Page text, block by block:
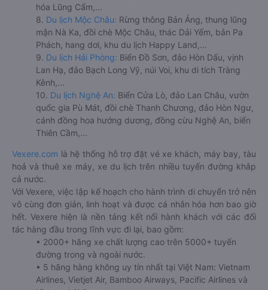
hóa Lũng Cẩm,...
8. Du lịch Mộc Châu: Rừng thông Bản Áng, thung lũng
mận Nà Ka, đồi chè Mộc Châu, thác Dải Yếm, bản Pa
Phách, hang dơi, khu du lịch Happy Land,...
9. Du lịch Hải Phòng: Biển Đồ Sơn, đảo Hòn Dấu, vịnh
Lan Hạ, đảo Bạch Long Vỹ, núi Voi, khu di tích Tràng
Kênh,...
10. Du lịch Nghệ An: Biển Cửa Lò, đảo Lan Châu, vườn
quốc gia Pù Mát, đồi chè Thanh Chương, đảo Hòn Ngư,
cánh đồng hoa hướng dương, đồng cừu Nghệ An, biển
Thiên Cầm,...
Vexere.com là hệ thống hỗ trợ đặt vé xe khách, máy bay, tàu
hoả và thuê xe máy, xe du lịch trên nhiều tuyến đường khắp
cả nước.
Với Vexere, việc lập kế hoạch cho hành trình di chuyển trở nên
vô cùng đơn giản, linh hoạt và được cá nhân hóa hơn bao giờ
hết. Vexere hiện là nền tảng kết nối hành khách với các đối
tác hàng đầu trong lĩnh vực đi lại, bao gồm:
• 2000+ hãng xe chất lượng cao trên 5000+ tuyến
đường trong và ngoài nước.
• 5 hãng hàng không uy tín nhất tại Việt Nam: Vietnam
Airlines, Vietjet Air, Bamboo Airways, Pacific Airlines và